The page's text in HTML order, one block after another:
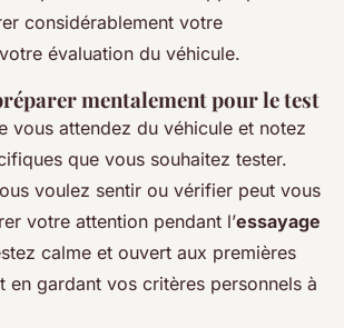
considérablement votre
évaluation du véhicule.
mentalement pour le test
vous attendez du véhicule et notez
que vous souhaitez tester.
voulez sentir ou vérifier peut vous
votre attention pendant l’essayage
calme et ouvert aux premières
en gardant vos critères personnels à